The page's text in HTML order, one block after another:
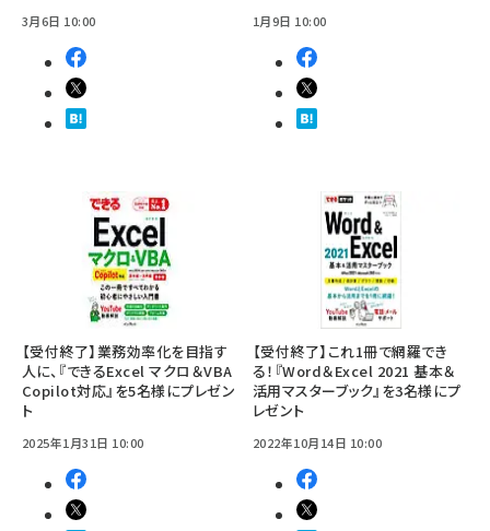
3月6日 10:00 1月9日 10:00
【受付終了】業務効率化を目指す
人に、『できるExcel マクロ＆VBA
Copilot対応』を5名様にプレゼン
ト
2025年1月31日 10:00
【受付終了】これ1冊で網羅でき
る！『Word＆Excel 2021 基本＆
活用マスターブック』を3名様にプ
レゼント
2022年10月14日 10:00